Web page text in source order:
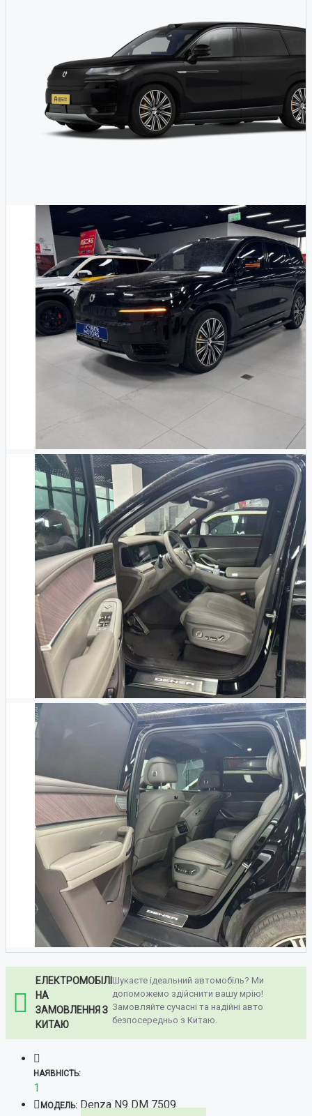
ЕЛЕКТРОМОБІЛІ
НА
ЗАМОВЛЕННЯ З
КИТАЮ
Шукаєте ідеальний автомобіль? Ми
допоможемо здійснити вашу мрію!
Замовляйте сучасні та надійні авто
безпосередньо з Китаю.
НАЯВНІСТЬ:
1
МОДЕЛЬ: Denza N9 DM 7509